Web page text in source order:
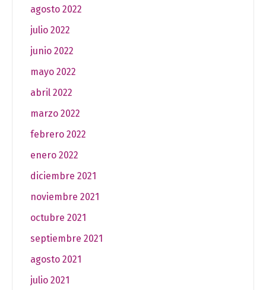
agosto 2022
julio 2022
junio 2022
mayo 2022
abril 2022
marzo 2022
febrero 2022
enero 2022
diciembre 2021
noviembre 2021
octubre 2021
septiembre 2021
agosto 2021
julio 2021